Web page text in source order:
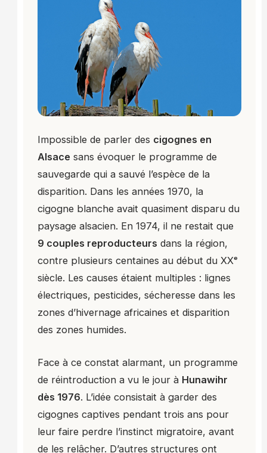
Impossible de parler des cigognes en
Alsace sans évoquer le programme de
sauvegarde qui a sauvé l’espèce de la
disparition. Dans les années 1970, la
cigogne blanche avait quasiment disparu du
paysage alsacien. En 1974, il ne restait que
9 couples reproducteurs dans la région,
contre plusieurs centaines au début du XXᵉ
siècle. Les causes étaient multiples : lignes
électriques, pesticides, sécheresse dans les
zones d’hivernage africaines et disparition
des zones humides.
Face à ce constat alarmant, un programme
de réintroduction a vu le jour à Hunawihr
dès 1976. L’idée consistait à garder des
cigognes captives pendant trois ans pour
leur faire perdre l’instinct migratoire, avant
de les relâcher. D’autres structures ont